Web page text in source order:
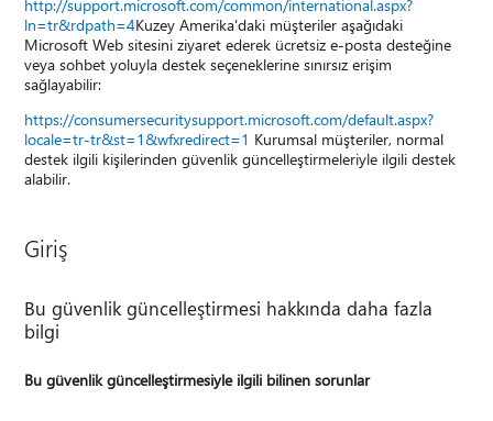
http://support.microsoft.com/common/international.aspx?
ln=tr&rdpath=4Kuzey Amerika'daki müşteriler aşağıdaki
Microsoft Web sitesini ziyaret ederek ücretsiz e-posta desteğine
veya sohbet yoluyla destek seçeneklerine sınırsız erişim
sağlayabilir:
https://consumersecuritysupport.microsoft.com/default.aspx?
locale=tr-tr&st=1&wfxredirect=1 Kurumsal müşteriler, normal
destek ilgili kişilerinden güvenlik güncelleştirmeleriyle ilgili destek
alabilir.
Giriş
Bu güvenlik güncelleştirmesi hakkında daha fazla
bilgi
Bu güvenlik güncelleştirmesiyle ilgili bilinen sorunlar